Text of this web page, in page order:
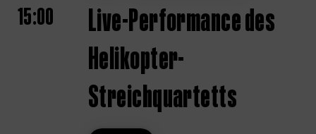
15:00
Live-Performance des
Helikopter-
Streichquartetts